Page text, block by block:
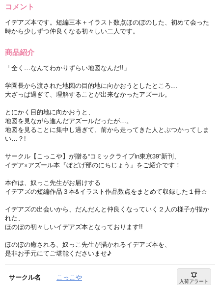
コメント
イデアズ本です。短編三本＋イラスト数点ほのぼのした、初めて会った
時から少しずつ仲良くなる初々しい二人です。
商品紹介
「全く…なんてわかりずらい地図なんだ!!」
学園長から渡された地図の目的地に向かおうとしたところ…
大ざっぱ過ぎて、理解することが出来なかったアズール。
とにかく目的地に向かおうと、
地図を見ながら進んだアズールだったが…。
地図を見ることに集中し過ぎて、前から走ってきた人とぶつかってしま
い…？!
サークル【こっこや】が贈る“コミックライブin東京39”新刊、
イデア×アズール本『ぼどげ部のにちじょう』をご紹介です！
本作は、奴っこ先生がお届けする
イデアズの短編作品３本&イラスト作品数点をまとめて収録した１冊☆
イデアズの出会いから、だんだんと仲良くなっていく２人の様子が描か
れた、
ほのぼの初々しいイデアズ本となっております!!
ほのぼの癒される、奴っこ先生が描かれるイデアズ本を、
是非お手元にてご堪能くださいませ♪
サークル名 こっこや 入荷アラート